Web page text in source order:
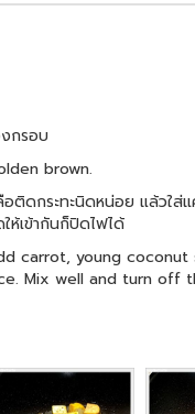
งกรอบ
brown.
อติดกระทะนิดหน่อย แล้วใ
เข้ากันก็ปิดไฟได้
carrot, young
Mix well and turn off